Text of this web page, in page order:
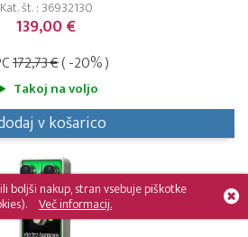
Kat. št. : 36932130
139,00 €
172,73 €( -20% )
Takoj na voljo
v košarico
boljši nakup, stran vsebuje piškotke
Več informacij.